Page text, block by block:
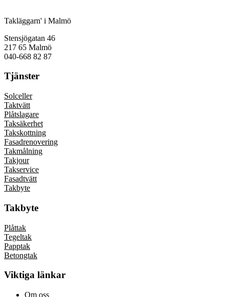
Takläggarn' i Malmö
Stensjögatan 46
217 65 Malmö
040-668 82 87
Tjänster
Solceller
Taktvätt
Plåtslagare
Taksäkerhet
Takskottning
Fasadrenovering
Takmålning
Takjour
Takservice
Fasadtvätt
Takbyte
Takbyte
Plåttak
Tegeltak
Papptak
Betongtak
Viktiga länkar
Om oss